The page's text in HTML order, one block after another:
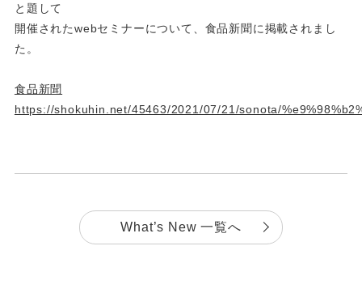
と題して
開催されたwebセミナーについて、食品新聞に掲載されまし
た。
食品新聞
https://shokuhin.net/45463/2021/07/21/sonota/
What’s New 一覧へ